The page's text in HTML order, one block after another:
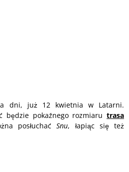
dni, już 12 kwietnia w Latarni.
będzie pokaźnego rozmiaru trasa
posłuchaćSnu, łapiąc się też